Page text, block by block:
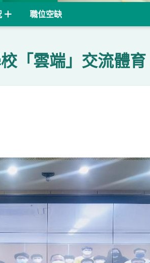
職位空缺
「雲端」交流體育